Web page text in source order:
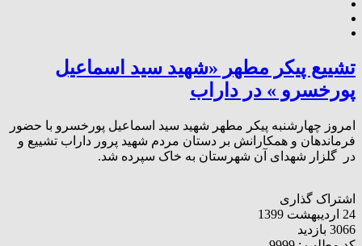
تشییع پیکر مطهر «شهید سید اسماعیل
پورخسرو » در داراب
امروز چهارشنبه پیکر مطهر شهید سید اسماعیل پورخسرو با حضور
فرماندهان و همکارانش بر دستان مردم شهید پرور داراب تشییع و
در گلزار شهدای آن شهرستان به خاک سپرده شد.
اشتراک گذاری
24 اردیبهشت 1399
3066 بازدید